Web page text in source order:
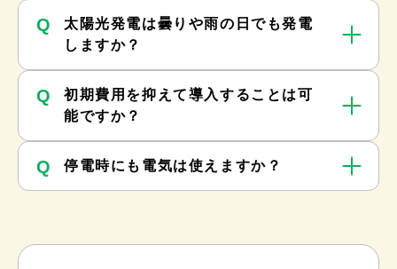
Q
太陽光発電は曇りや雨の日でも発電
しますか？
Q
初期費用を抑えて導入することは可
能ですか？
Q 停電時にも電気は使えますか？